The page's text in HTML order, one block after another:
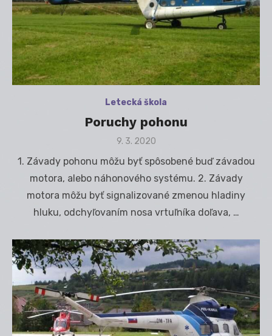
Letecká škola
Poruchy pohonu
Posted
9. 3. 2020
1. Závady pohonu môžu byť spôsobené buď závadou
motora, alebo náhonového systému. 2. Závady
motora môžu byť signalizované zmenou hladiny
hluku, odchyľovaním nosa vrtuľníka doľava, …